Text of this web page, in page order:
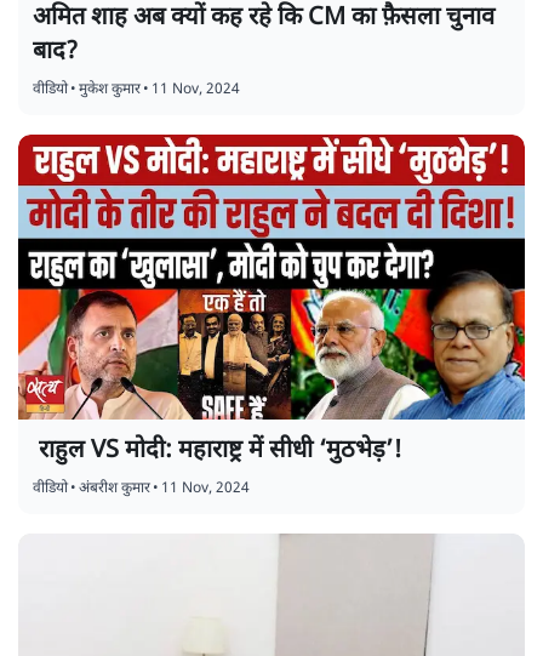
अमित शाह अब क्यों कह रहे कि CM का फ़ैसला चुनाव
बाद?
वीडियो•मुकेश कुमार• 11 Nov, 2024
राहुल VS मोदी: महाराष्ट्र में सीधी ‘मुठभेड़’!
वीडियो•अंबरीश कुमार• 11 Nov, 2024